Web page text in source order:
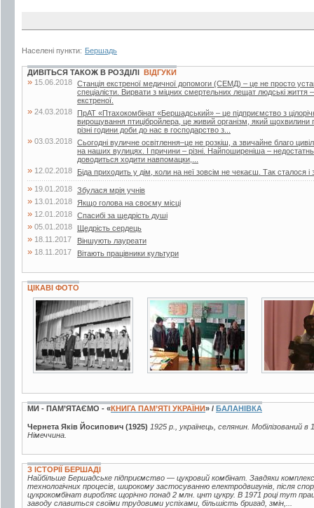
Населені пункти: Бершадь
ДИВІТЬСЯ ТАКОЖ В РОЗДІЛІ ВІДГУКИ
» 15.06.2018 Станція екстреної медичної допомоги (СЕМД) – це не просто
спеціалісти. Вирвати з міцних смертельних лещат людські життя
екстреної.
» 24.03.2018
ПрАТ «Птахокомбінат «Бершадський» – це підприємство з
вирощування птицібройлера, це живий організм, який щохвилини
різні години доби до нас в господарство з...
» 03.03.2018 Сьогодні вуличне освітлення–це не розкіш, а звичайне благо
на наших вулицях. І причини – різні. Найпоширеніша –
доводиться ходити навпомацки,...
» 12.02.2018 Біда приходить у дім, коли на неї зовсім не чекаєш. Так сталося
» 19.01.2018 Збулася мрія учнів
» 13.01.2018 Якщо голова на своєму місці
» 12.01.2018 Спасибі за щедрість душі
» 05.01.2018 Щедрість сердець
» 18.11.2017 Віншують лауреати
» 18.11.2017 Вітають працівники культури
ЦІКАВІ ФОТО
2 фото 3 фото
МИ - ПАМ’ЯТАЄМО - «КНИГА ПАМ’ЯТІ УКРАЇНИ» / БАЛАНІВКА
Чернета Яків Йосипович (1925) 1925 р., українець, селянин. Мобілізований
Німеччина.
З ІСТОРІЇ БЕРШАДІ
Найбільше Бершадське підприємство — цукровий комбінат. Завдяки
технологічних процесів, широкому застосуванню електродвигунів, після
цукрокомбінат виробляє щорічно понад 2 млн. цнт цукру. В 1971 році тут
заводу славиться своїми трудовими успіхами, більшість бригад, змін,...